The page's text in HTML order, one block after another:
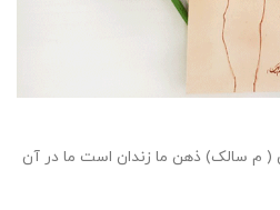
م سالک) ذهن ما زندان است ما در آن